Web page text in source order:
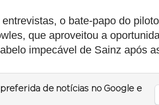
o bate-papo do
que aproveitou a
impecável de Sainz após
preferida de notícias no Google e